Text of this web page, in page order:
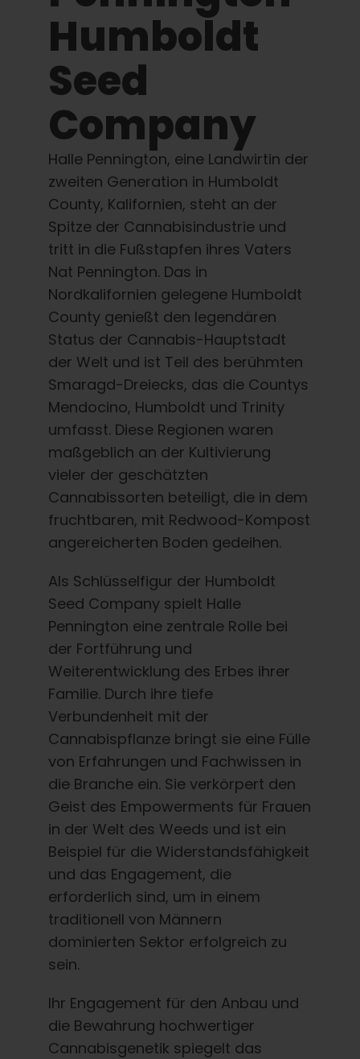
Presse
Über
Pheno-Jagd
Erhaltung der karibischen Genetik
Kontakt
Shop
Deutsch
Suche
nach:
Humboldt
Seed
Company
Halle Pennington, eine Landwirtin der
zweiten Generation in Humboldt
County, Kalifornien, steht an der
Spitze der Cannabisindustrie und
tritt in die Fußstapfen ihres Vaters
Nat Pennington. Das in
Nordkalifornien gelegene Humboldt
County genießt den legendären
Status der Cannabis-Hauptstadt
der Welt und ist Teil des berühmten
Smaragd-Dreiecks, das die Countys
Mendocino, Humboldt und Trinity
umfasst. Diese Regionen waren
maßgeblich an der Kultivierung
vieler der geschätzten
Cannabissorten beteiligt, die in dem
fruchtbaren, mit Redwood-Kompost
angereicherten Boden gedeihen.
Als Schlüsselfigur der Humboldt
Seed Company spielt Halle
Pennington eine zentrale Rolle bei
der Fortführung und
Weiterentwicklung des Erbes ihrer
Familie. Durch ihre tiefe
Verbundenheit mit der
Cannabispflanze bringt sie eine Fülle
von Erfahrungen und Fachwissen in
die Branche ein. Sie verkörpert den
Geist des Empowerments für Frauen
in der Welt des Weeds und ist ein
Beispiel für die Widerstandsfähigkeit
und das Engagement, die
erforderlich sind, um in einem
traditionell von Männern
dominierten Sektor erfolgreich zu
sein.
Ihr Engagement für den Anbau und
die Bewahrung hochwertiger
Cannabisgenetik spiegelt das